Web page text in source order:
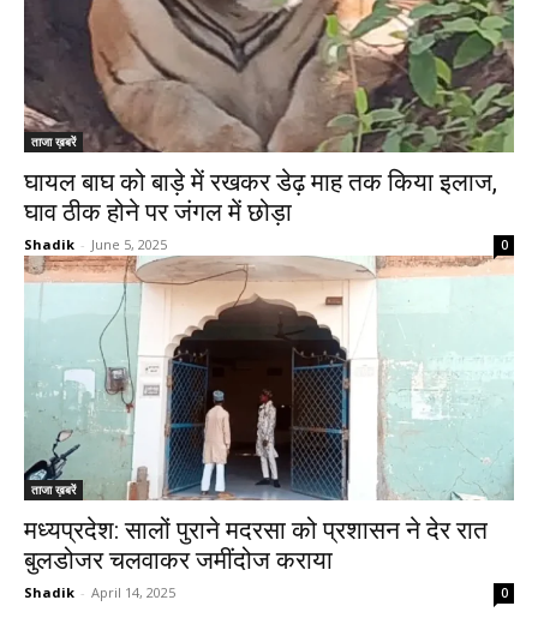
ताजा ख़बरें
घायल बाघ को बाड़े में रखकर डेढ़ माह तक किया इलाज,
घाव ठीक होने पर जंगल में छोड़ा
Shadik - June 5, 2025 0
ताजा ख़बरें
मध्यप्रदेश: सालों पुराने मदरसा को प्रशासन ने देर रात
बुलडोजर चलवाकर जमींदोज कराया
Shadik - April 14, 2025 0